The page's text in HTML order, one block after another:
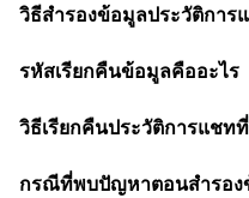
วิธีสำรองข้อมูลประวัติการ
รหัสเรียกคืนข้อมูลคืออะไร
วิธีเรียกคืนประวัติการแชท
กรณีที่พบปัญหาตอนสำรอง